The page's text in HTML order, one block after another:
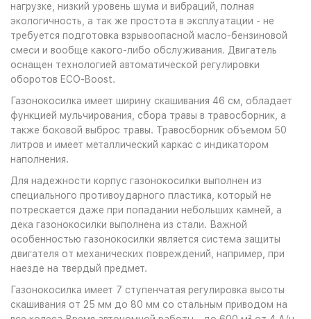
нагрузке, низкий уровень шума и вибраций, полная
экологичность, а так же простота в эксплуатации - не
требуется подготовка взрывоопасной масло-бензиновой
смеси и вообще какого-либо обслуживания. Двигатель
оснащен технологией автоматической регулировки
оборотов ECO-Boost.
Газонокосилка имеет ширину скашивания 46 см, обладает
функцией мульчирования, сбора травы в травосборник, а
также боковой выброс травы. Травосборник объемом 50
литров и имеет металлический каркас с индикатором
наполнения.
Для надежности корпус газонокосилки выполнен из
специального противоударного пластика, который не
потрескается даже при попадании небольших камней, а
дека газонокосилки выполнена из стали. Важной
особенностью газонокосилки является система защиты
двигателя от механических повреждений, например, при
наезде на твердый предмет.
Газонокосилка имеет 7 ступенчатая регулировка высоты
скашивания от 25 мм до 80 мм со стальным приводом на